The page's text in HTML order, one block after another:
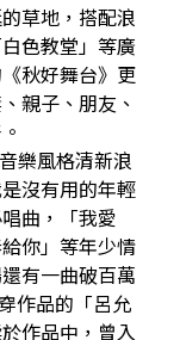
草地，搭配浪
色教堂」等廣
秋好舞台》更
親子、朋友、
樂風格清新浪
沒有用的年輕
曲，「我愛
你」等年少情
有一曲破百萬
作品的「呂允
作品中，曾入